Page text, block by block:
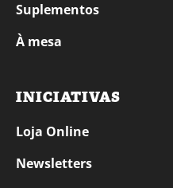
Suplementos
À mesa
INICIATIVAS
Loja Online
Newsletters